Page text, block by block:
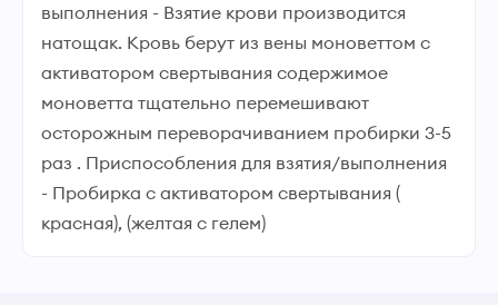
выполнения - Взятие крови производится
натощак. Кровь берут из вены моноветтом с
активатором свертывания содержимое
моноветта тщательно перемешивают
осторожным переворачиванием пробирки 3-5
раз . Приспособления для взятия/выполнения
- Пробирка с активатором свертывания (
красная), (желтая с гелем)